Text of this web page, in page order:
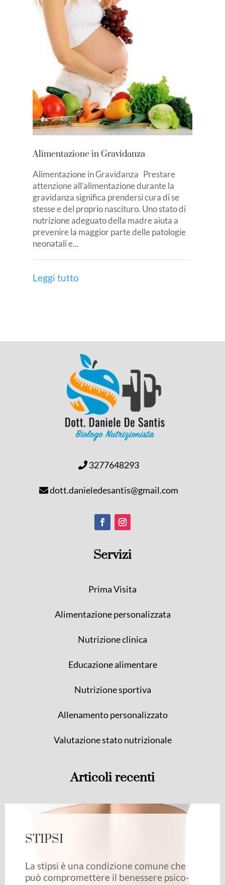
Alimentazione in Gravidanza
Alimentazione in Gravidanza Prestare
attenzione all’alimentazione durante la
gravidanza significa prendersi cura di se
stesse e del proprio nascituro. Uno stato di
nutrizione adeguato della madre aiuta a
prevenire la maggior parte delle patologie
neonatali e...
Leggi tutto
3277648293
dott.danieledesantis@gmail.com
Servizi
Prima Visita
Alimentazione personalizzata
Nutrizione clinica
Educazione alimentare
Nutrizione sportiva
Allenamento personalizzato
Valutazione stato nutrizionale
Articoli recenti
STIPSI
La stipsi è una condizione comune che
può compromettere il benessere psico-